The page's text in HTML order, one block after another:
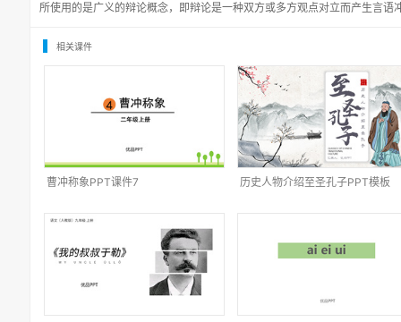
所使用的是广义的辩论概念，即辩论是一种双方或多方观点对立而产生言语
相关课件
曹冲称象PPT课件7 历史人物介绍至圣孔子PPT模板